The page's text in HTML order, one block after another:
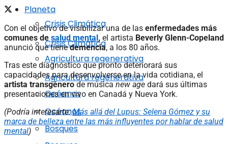
Crisis Climática
Agricultura regenerativa
Océanos
Bosques
Planeta
Crisis Climática
Agricultura regenerativa
Océanos
Con el objetivo de visibilizar una de las enfermedades más
comunes de salud mental , el artista Beverly Glenn-Copeland
anunció que tienedemencia, a los 80 años.
Tras este diagnóstico que pronto deteriorará sus
capacidades para desenvolverse en la vida cotidiana, el
artista transgénero de música new age dará sus últimas
presentaciones en vivo en Canadá y Nueva York.
(Podría interesarte:Más allá del Lupus: Selena Gómez y su
marca de belleza entre las más influyentes por hablar de salud
mental)